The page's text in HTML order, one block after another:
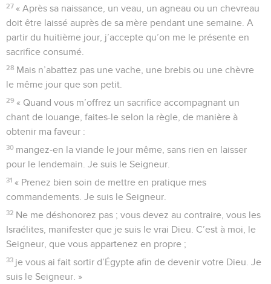
27 « Après sa naissance, un veau, un agneau ou un chevreau
doit être laissé auprès de sa mère pendant une semaine. A
partir du huitième jour, j’accepte qu’on me le présente en
sacrifice consumé.
28 Mais n’abattez pas une vache, une brebis ou une chèvre
le même jour que son petit.
29 « Quand vous m’offrez un sacrifice accompagnant un
chant de louange, faites-le selon la règle, de manière à
obtenir ma faveur :
30 mangez-en la viande le jour même, sans rien en laisser
pour le lendemain. Je suis le Seigneur.
31 « Prenez bien soin de mettre en pratique mes
commandements. Je suis le Seigneur.
32 Ne me déshonorez pas ; vous devez au contraire, vous les
Israélites, manifester que je suis le vrai Dieu. C’est à moi, le
Seigneur, que vous appartenez en propre ;
33 je vous ai fait sortir d’Égypte afin de devenir votre Dieu. Je
suis le Seigneur. »